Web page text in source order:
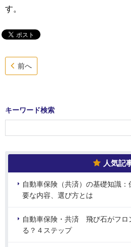
す。
前へ
キーワード検索
人気記
自動車保険（共済）の基礎知識
要な内容、選び方とは
自動車保険・共済 飛び石がフロ
る？４ステップ